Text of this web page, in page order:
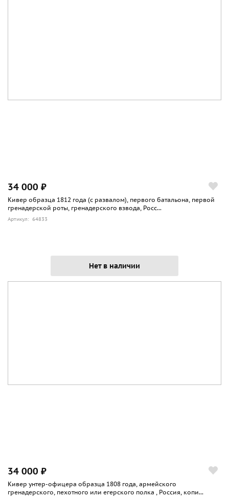
34 000 ₽
Кивер образца 1812 года (с развалом), первого батальона, первой
гренадерской роты, гренадерского взвода, Росс...
Артикул: 64833
Нет в наличии
34 000 ₽
Кивер унтер-офицера образца 1808 года, армейского
гренадерского, пехотного или егерского полка , Россия, копи...